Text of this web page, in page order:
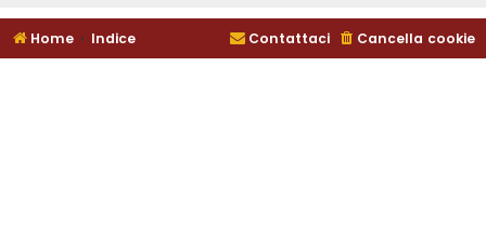
Home Indice Cancella cookie
Contattaci